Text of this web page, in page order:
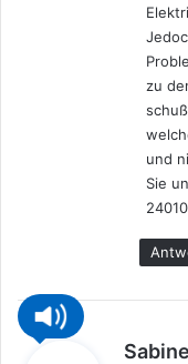
zu
und
Sie
Sabine